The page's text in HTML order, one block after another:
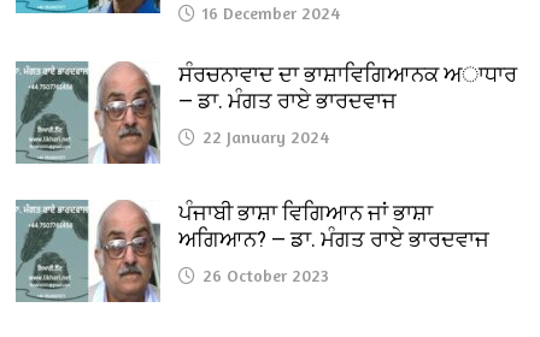
16 December 2024
ਸੰਰਚਨਾਵਾਦ ਦਾ ਭਾਸ਼ਾਵਿਗਿਆਨਕ ਅਾਧਾਰ
— ਡਾ. ਮੰਗਤ ਰਾਏ ਭਾਰਦਵਾਜ
22 January 2024
ਪੰਜਾਬੀ ਭਾਸ਼ਾ ਵਿਗਿਆਨ ਜਾਂ ਭਾਸ਼ਾ
ਅਗਿਆਨ? — ਡਾ. ਮੰਗਤ ਰਾਏ ਭਾਰਦਵਾਜ
26 October 2023